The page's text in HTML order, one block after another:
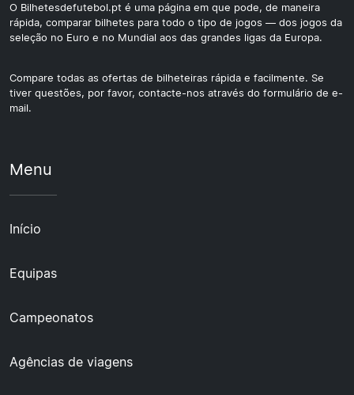
O Bilhetesdefutebol.pt é uma página em que pode, de maneira
rápida, comparar bilhetes para todo o tipo de jogos — dos jogos da
seleção no Euro e no Mundial aos das grandes ligas da Europa.
Compare todas as ofertas de bilheteiras rápida e facilmente. Se
tiver questões, por favor, contacte-nos através do formulário de e-
mail.
Menu
Início
Equipas
Campeonatos
Agências de viagens